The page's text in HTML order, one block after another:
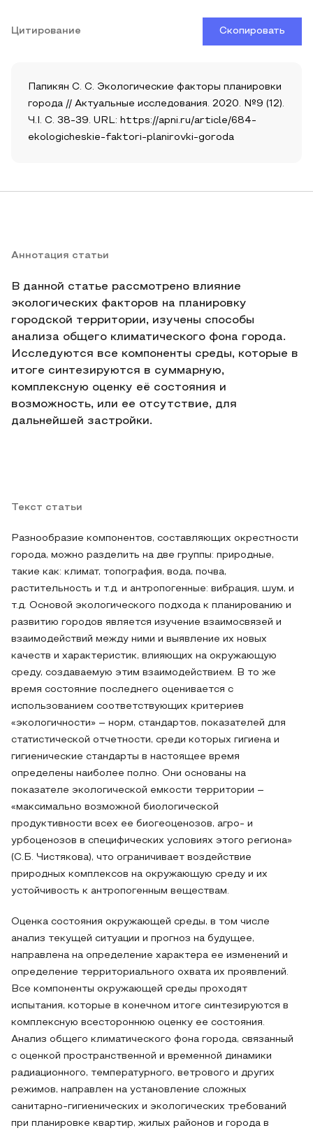
Цитирование Скопировать
Папикян С. С. Экологические факторы планировки
города // Актуальные исследования. 2020. №9 (12).
Ч.I. С. 38-39. URL: https://apni.ru/article/684-
ekologicheskie-faktori-planirovki-goroda
Аннотация статьи
В данной статье рассмотрено влияние
экологических факторов на планировку
городской территории, изучены способы
анализа общего климатического фона города.
Исследуются все компоненты среды, которые в
итоге синтезируются в суммарную,
комплексную оценку её состояния и
возможность, или ее отсутствие, для
дальнейшей застройки.
Текст статьи
Разнообразие компонентов, составляющих окрестности
города, можно разделить на две группы: природные,
такие как: климат, топография, вода, почва,
растительность и т.д. и антропогенные: вибрация, шум, и
т.д. Основой экологического подхода к планированию и
развитию городов является изучение взаимосвязей и
взаимодействий между ними и выявление их новых
качеств и характеристик, влияющих на окружающую
среду, создаваемую этим взаимодействием. В то же
время состояние последнего оценивается с
использованием соответствующих критериев
«экологичности» – норм, стандартов, показателей для
статистической отчетности, среди которых гигиена и
гигиенические стандарты в настоящее время
определены наиболее полно. Они основаны на
показателе экологической емкости территории –
«максимально возможной биологической
продуктивности всех ее биогеоценозов, агро- и
урбоценозов в специфических условиях этого региона»
(С.Б. Чистякова), что ограничивает воздействие
природных комплексов на окружающую среду и их
устойчивость к антропогенным веществам.
Оценка состояния окружающей среды, в том числе
анализ текущей ситуации и прогноз на будущее,
направлена на определение характера ее изменений и
определение территориального охвата их проявлений.
Все компоненты окружающей среды проходят
испытания, которые в конечном итоге синтезируются в
комплексную всестороннюю оценку ее состояния.
Анализ общего климатического фона города, связанный
с оценкой пространственной и временной динамики
радиационного, температурного, ветрового и других
режимов, направлен на установление сложных
санитарно-гигиенических и экологических требований
при планировке квартир, жилых районов и города в